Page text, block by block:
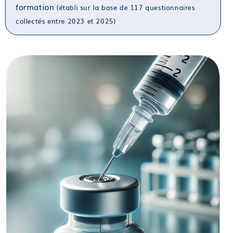
formation (établi sur la base de 117 questionnaires
collectés entre 2023 et 2025)